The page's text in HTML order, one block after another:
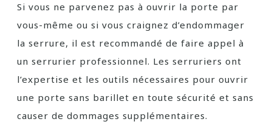
Si vous ne parvenez pas à ouvrir la porte par
vous-même ou si vous craignez d’endommager
la serrure, il est recommandé de faire appel à
un serrurier professionnel. Les serruriers ont
l’expertise et les outils nécessaires pour ouvrir
une porte sans barillet en toute sécurité et sans
causer de dommages supplémentaires.